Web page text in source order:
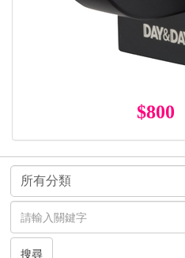
$800
搜尋